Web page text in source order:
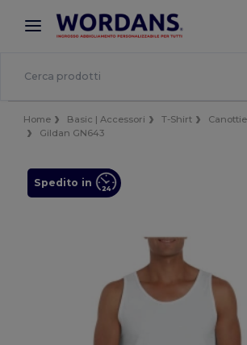
× App Wordans
Prezzi migliori sull'app!
Home Basic | Accessori T-Shirt
Gildan GN643
Spedito in